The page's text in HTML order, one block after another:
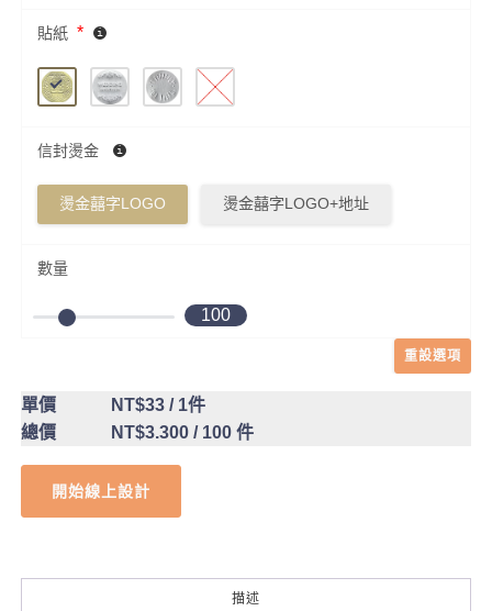
貼紙 *
信封燙金
燙金囍字LOGO 燙金囍字LOGO+地址
數量
100
重設選項
單價 NT$33/ 1件
總價
NT$3.300/ 100 件
開始線上設計
描述